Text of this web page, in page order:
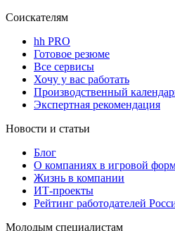
Соискателям
hh PRO
Готовое резюме
Все сервисы
Хочу у вас работать
Производственный
Экспертная рекомендация
Новости и статьи
Блог
О компаниях в игровой
Жизнь в компании
ИТ-проекты
Рейтинг работодателей
Молодым специалистам